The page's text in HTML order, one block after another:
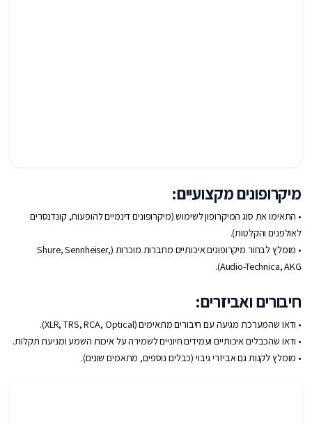
מיקרופונים מקצועיים:
• התאימו את סוג המיקרופון לשימוש (מיקרופונים דינמיים להופעות, קונדנסרים
לאולפנים והקלטות).
• מומלץ לבחור מיקרופונים איכותיים מחברות מוכרות (Shure, Sennheiser,
Audio-Technica, AKG).
חיבורים ואביזרים:
• ודאו שהמערכת מגיעה עם חיבורים מתאימים (XLR, TRS, RCA, Optical).
• ודאו שהכבלים איכותיים ועמידים חיוניים לשמירה על איכות השמע ומניעת תקלות.
• מומלץ לקנות גם אביזרי גיבוי (כבלים נוספים, מתאמים שונים).